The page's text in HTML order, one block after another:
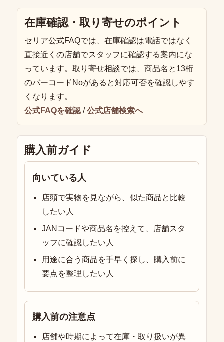
在庫確認・取り寄せのポイント
セリア公式FAQでは、在庫確認は電話ではなく
直接近くの店舗でスタッフに確認する案内にな
っています。取り寄せ相談では、商品名と13桁
のバーコードNoがあると対応可否を確認しやす
くなります。
公式FAQを確認 /公式店舗検索へ
購入前ガイド
向いている人
店頭で実物を見ながら、似た商品と比較
したい人
JANコードや商品名を控えて、店舗スタ
ッフに確認したい人
用途に合う商品を手早く探し、購入前に
要点を整理したい人
購入前の注意点
店舗や時期によって在庫・取り扱いが異